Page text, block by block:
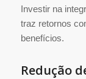
Investir na
traz retornos
benefícios.
Redução